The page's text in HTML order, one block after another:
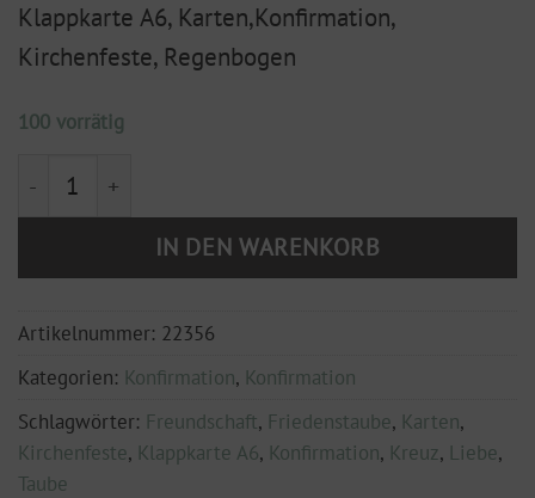
Klappkarte A6, Karten,Konfirmation,
Kirchenfeste, Regenbogen
100 vorrätig
Klappkarte DIN A6 mit Hülle "Konfirmation"
IN DEN WARENKORB
Artikelnummer: 22356
Kategorien: Konfirmation, Konfirmation
Schlagwörter: Freundschaft, Friedenstaube, Karten,
Kirchenfeste, Klappkarte A6, Konfirmation, Kreuz, Liebe,
Taube